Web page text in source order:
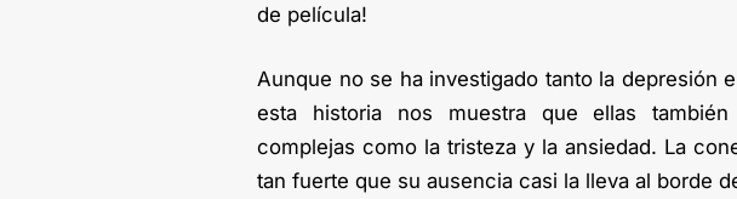
de película!
Aunque no se ha investigado tanto la depresión
esta historia nos muestra que ellas también
complejas como la tristeza y la ansiedad. La
tan fuerte que su ausencia casi la lleva al borde